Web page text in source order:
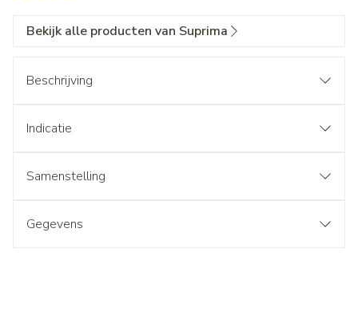
Bekijk alle producten van Suprima
Beschrijving
Indicatie
Samenstelling
Gegevens